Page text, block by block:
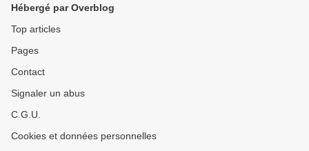
Hébergé par Overblog
Top articles
Pages
Contact
Signaler un abus
C.G.U.
Cookies et données personnelles